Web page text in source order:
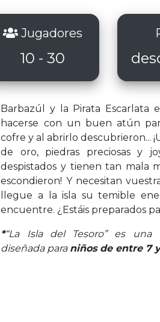
Jugadores
10 - 30
Barbazúl y la Pirata Escarlata
hacerse con un buen atún
cofre y al abrirlo descubrieron...
de oro, piedras preciosas y
despistados y tienen tan mala
escondieron! Y necesitan
llegue a la isla su temible
encuentre. ¿Estáis preparados
*“La Isla del Tesoro” es una
diseñada para niños de entre 7